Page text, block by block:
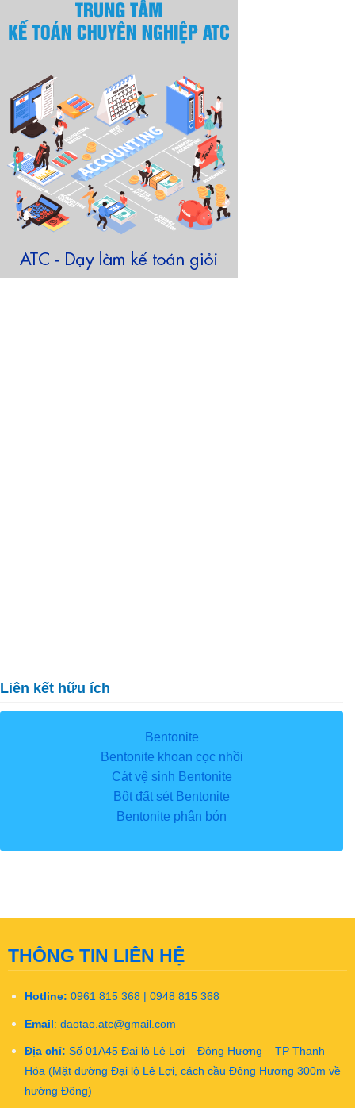
Liên kết hữu ích
Bentonite
Bentonite khoan cọc nhồi
Cát vệ sinh Bentonite
Bột đất sét Bentonite
Bentonite phân bón
THÔNG TIN LIÊN HỆ
Hotline: 0961 815 368 | 0948 815 368
Email: daotao.atc@gmail.com
Địa chỉ: Số 01A45 Đại lộ Lê Lợi – Đông Hương – TP Thanh
Hóa (Mặt đường Đại lộ Lê Lợi, cách cầu Đông Hương 300m về
hướng Đông)